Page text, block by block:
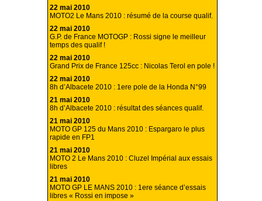
22 mai 2010
MOTO2 Le Mans 2010 : résumé de la course qualif.
22 mai 2010
G.P. de France MOTOGP : Rossi signe le meilleur
temps des qualif !
22 mai 2010
Grand Prix de France 125cc : Nicolas Terol en pole !
22 mai 2010
8h d’Albacete 2010 : 1ere pole de la Honda N°99
21 mai 2010
8h d’Albacete 2010 : résultat des séances qualif.
21 mai 2010
MOTO GP 125 du Mans 2010 : Espargaro le plus
rapide en FP1
21 mai 2010
MOTO 2 Le Mans 2010 : Cluzel Impérial aux essais
libres
21 mai 2010
MOTO GP LE MANS 2010 : 1ere séance d’essais
libres « Rossi en impose »